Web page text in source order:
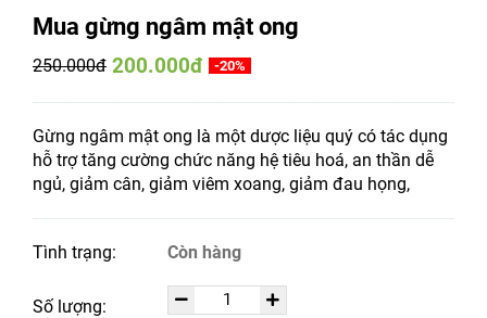
Mua gừng ngâm mật ong
250.000đ 200.000đ -20%
Gừng ngâm mật ong là một dược liệu quý có tác dụng
hỗ trợ tăng cường chức năng hệ tiêu hoá, an thần dễ
ngủ, giảm cân, giảm viêm xoang, giảm đau họng,
Tình trạng: Còn hàng
Số lượng: